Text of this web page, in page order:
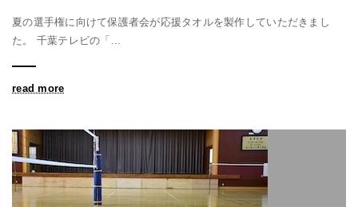
夏の選手権に向けて保護者会が応援タオルを製作していただきまし
た。 千葉テレビの「...
read more